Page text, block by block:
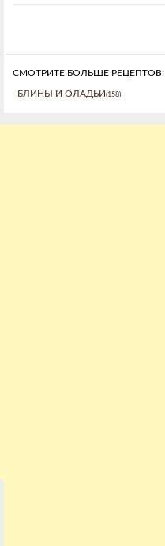
СМОТРИТЕ БОЛЬШЕ РЕЦЕПТОВ:
БЛИНЫ И ОЛАДЬИ(158)